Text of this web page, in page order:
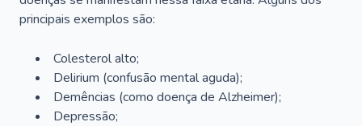
principais exemplos são:
Colesterol alto;
Delirium (confusão mental aguda);
Demências (como doença de Alzheimer);
Depressão;